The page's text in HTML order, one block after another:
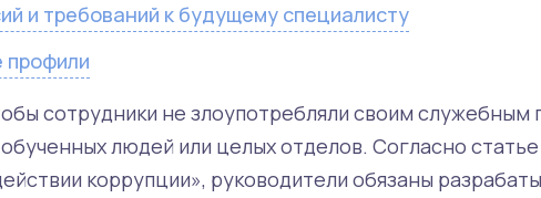
и требований к будущему специалисту
сотрудники не злоупотребляли своим служебным
людей или целых отделов. Согласно
коррупции», руководители обязаны